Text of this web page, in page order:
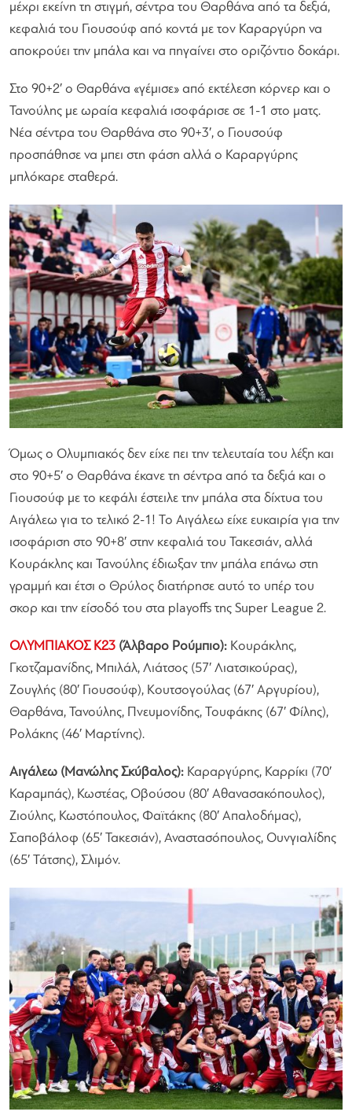
μέχρι εκείνη τη στιγμή, σέντρα του Θαρθάνα από τα δεξιά,
κεφαλιά του Γιουσούφ από κοντά με τον Καραργύρη να
αποκρούει την μπάλα και να πηγαίνει στο οριζόντιο δοκάρι.
Στο 90+2′ ο Θαρθάνα «γέμισε» από εκτέλεση κόρνερ και ο
Τανούλης με ωραία κεφαλιά ισοφάρισε σε 1-1 στο ματς.
Νέα σέντρα του Θαρθάνα στο 90+3′, ο Γιουσούφ
προσπάθησε να μπει στη φάση αλλά ο Καραργύρης
μπλόκαρε σταθερά.
Όμως ο Ολυμπιακός δεν είχε πει την τελευταία του λέξη και
στο 90+5′ ο Θαρθάνα έκανε τη σέντρα από τα δεξιά και ο
Γιουσούφ με το κεφάλι έστειλε την μπάλα στα δίχτυα του
Αιγάλεω για το τελικό 2-1! Το Αιγάλεω είχε ευκαιρία για την
ισοφάριση στο 90+8′ στην κεφαλιά του Τακεσιάν, αλλά
Κουράκλης και Τανούλης έδιωξαν την μπάλα επάνω στη
γραμμή και έτσι ο Θρύλος διατήρησε αυτό το υπέρ του
σκορ και την είσοδό του στα playoffs της Super League 2.
ΟΛΥΜΠΙΑΚΟΣ Κ23 (Άλβαρο Ρούμπιο): Κουράκλης,
Γκοτζαμανίδης, Μπιλάλ, Λιάτσος (57′ Λιατσικούρας),
Ζουγλής (80′ Γιουσούφ), Κουτσογούλας (67′ Αργυρίου),
Θαρθάνα, Τανούλης, Πνευμονίδης, Τουφάκης (67′ Φίλης),
Ρολάκης (46′ Μαρτίνης).
Αιγάλεω (Μανώλης Σκύβαλος): Καραργύρης, Καρρίκι (70′
Καραμπάς), Κωστέας, Οβούσου (80′ Αθανασακόπουλος),
Ζιούλης, Κωστόπουλος, Φαϊτάκης (80′ Απαλοδήμας),
Σαποβάλοφ (65′ Τακεσιάν), Αναστασόπουλος, Ουνγιαλίδης
(65′ Τάτσης), Σλιμόν.